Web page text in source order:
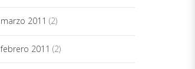
marzo 2011 (2)
febrero 2011 (2)